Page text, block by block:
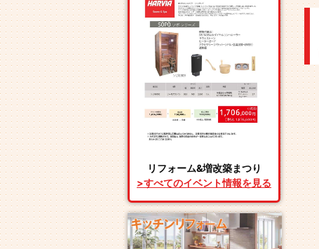
リフォーム&増改築まつり
>すべてのイベント情報を見る